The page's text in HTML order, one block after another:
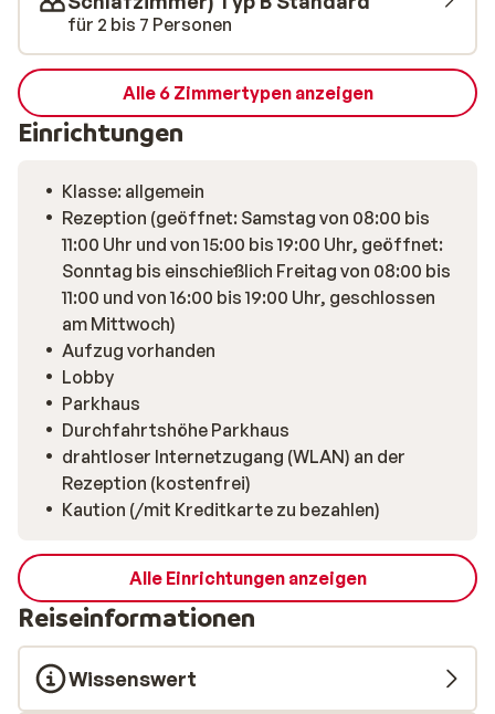
für 2 bis 7 Personen
Alle 6 Zimmertypen anzeigen
Einrichtungen
Klasse: allgemein
Rezeption (geöffnet: Samstag von 08:00 bis
11:00 Uhr und von 15:00 bis 19:00 Uhr, geöffnet:
Sonntag bis einschießlich Freitag von 08:00 bis
11:00 und von 16:00 bis 19:00 Uhr, geschlossen
am Mittwoch)
Aufzug vorhanden
Lobby
Parkhaus
Durchfahrtshöhe Parkhaus
drahtloser Internetzugang (WLAN) an der
Rezeption (kostenfrei)
Kaution (/mit Kreditkarte zu bezahlen)
Alle Einrichtungen anzeigen
Reiseinformationen
Wissenswert